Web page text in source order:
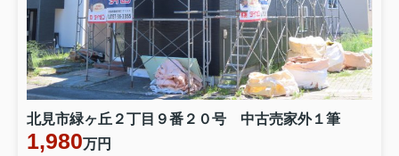
い？リフォーム会社の選び方...
北見市で中古戸建を購入して、自分た
ちの暮らし方に合わせてリフォームや
リノベーションをしたいと考える方が
増えています。ただし、積雪寒冷地な
らではの建物チェックや、信頼できる
2026.06.19
北見市緑ヶ丘２丁目９番２０号 中古売家外１筆
1,980万円